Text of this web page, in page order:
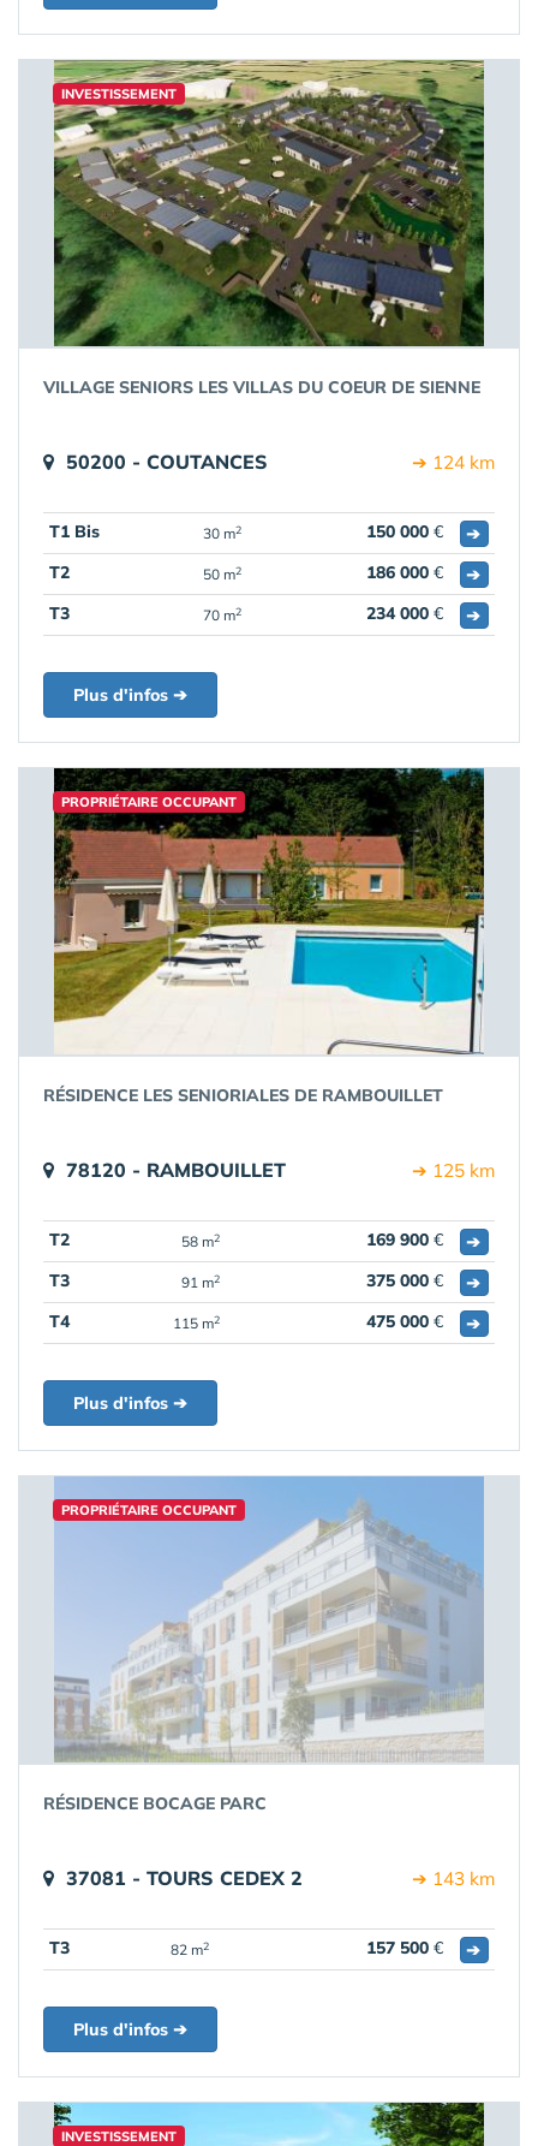
INVESTISSEMENT
VILLAGE SENIORS LES VILLAS DU COEUR DE SIENNE
50200 - COUTANCES ➔ 124 km
T1 Bis 30 m2 150 000 €
➔
T2
50 m2 186 000 €
➔
T3
70 m2 234 000 € ➔
Plus d'infos ➔
PROPRIÉTAIRE OCCUPANT
RÉSIDENCE LES SENIORIALES DE RAMBOUILLET
78120 - RAMBOUILLET ➔ 125 km
T2 58 m2 169 900 €
➔
T3
91 m2 375 000 €
➔
T4
115 m2 475 000 € ➔
Plus d'infos ➔
PROPRIÉTAIRE OCCUPANT
RÉSIDENCE BOCAGE PARC
37081 - TOURS CEDEX 2 ➔ 143 km
T3 82 m2 157 500 € ➔
Plus d'infos ➔
INVESTISSEMENT